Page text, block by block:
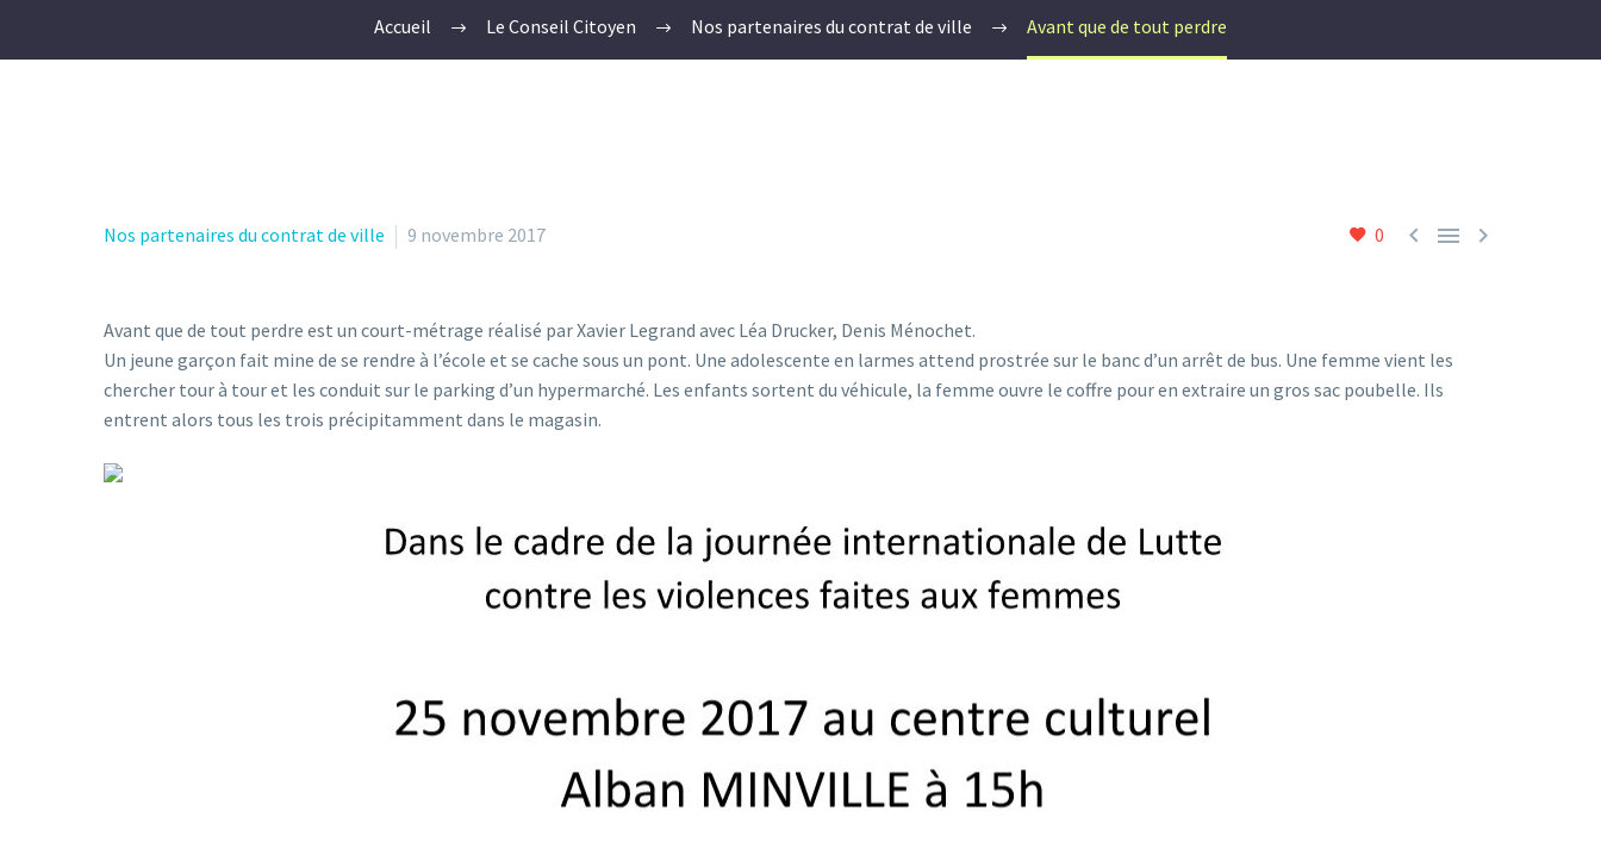
Accueil Le Conseil Citoyen Nos partenaires du contrat de ville Avant que de tout perdre
0   
Nos partenaires du contrat de ville 9 novembre 2017
Avant que de tout perdre est un court-métrage réalisé par Xavier Legrand avec Léa Drucker, Denis Ménochet.
Un jeune garçon fait mine de se rendre à l’école et se cache sous un pont. Une adolescente en larmes attend prostrée sur le banc d’un arrêt de bus. Une femme vient les
chercher tour à tour et les conduit sur le parking d’un hypermarché. Les enfants sortent du véhicule, la femme ouvre le coffre pour en extraire un gros sac poubelle. Ils
entrent alors tous les trois précipitamment dans le magasin.